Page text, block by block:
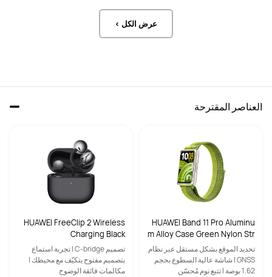
عرض الكل >
العناصر المقترحة
HUAWEI Band 11 Pro Aluminu
m Alloy Case Green Nylon Str
ap
تحديد الموقع بشكل مستقل عبر نظام
GNSS | شاشة عالية السطوع بحجم
1.62 بوصة | تتبع نوم مُحسّن
HUAWEI FreeClip 2 Wireless
Charging Black
تصميم C-bridge | تجربة استماع
بتصميم مفتوح يتكيّف مع محيطك |
مكالمات فائقة الوضوح